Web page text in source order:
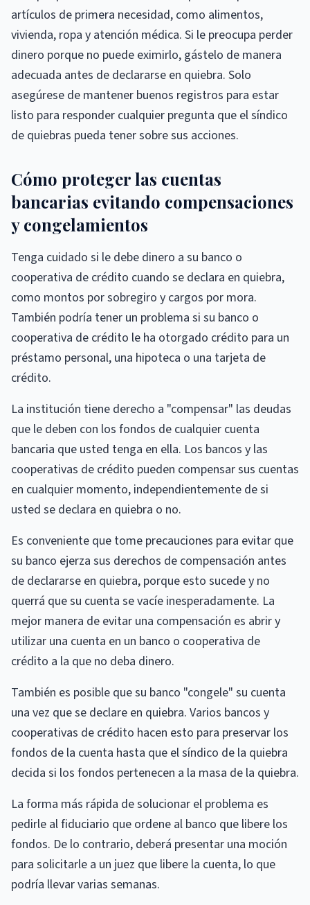
artículos de primera necesidad, como alimentos,
vivienda, ropa y atención médica. Si le preocupa perder
dinero porque no puede eximirlo, gástelo de manera
adecuada antes de declararse en quiebra. Solo
asegúrese de mantener buenos registros para estar
listo para responder cualquier pregunta que el síndico
de quiebras pueda tener sobre sus acciones.
Cómo proteger las cuentas
bancarias evitando compensaciones
y congelamientos
Tenga cuidado si le debe dinero a su banco o
cooperativa de crédito cuando se declara en quiebra,
como montos por sobregiro y cargos por mora.
También podría tener un problema si su banco o
cooperativa de crédito le ha otorgado crédito para un
préstamo personal, una hipoteca o una tarjeta de
crédito.
La institución tiene derecho a "compensar" las deudas
que le deben con los fondos de cualquier cuenta
bancaria que usted tenga en ella. Los bancos y las
cooperativas de crédito pueden compensar sus cuentas
en cualquier momento, independientemente de si
usted se declara en quiebra o no.
Es conveniente que tome precauciones para evitar que
su banco ejerza sus derechos de compensación antes
de declararse en quiebra, porque esto sucede y no
querrá que su cuenta se vacíe inesperadamente. La
mejor manera de evitar una compensación es abrir y
utilizar una cuenta en un banco o cooperativa de
crédito a la que no deba dinero.
También es posible que su banco "congele" su cuenta
una vez que se declare en quiebra. Varios bancos y
cooperativas de crédito hacen esto para preservar los
fondos de la cuenta hasta que el síndico de la quiebra
decida si los fondos pertenecen a la masa de la quiebra.
La forma más rápida de solucionar el problema es
pedirle al fiduciario que ordene al banco que libere los
fondos. De lo contrario, deberá presentar una moción
para solicitarle a un juez que libere la cuenta, lo que
podría llevar varias semanas.